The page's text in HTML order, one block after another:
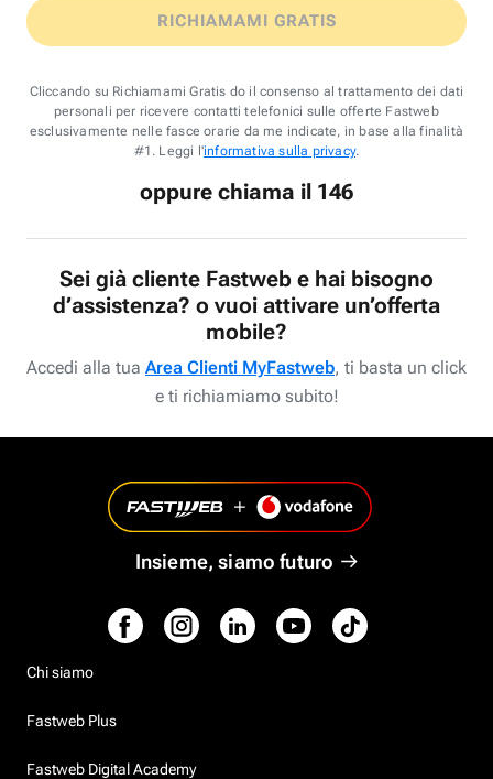
RICHIAMAMI GRATIS
Cliccando su Richiamami Gratis do il consenso al trattamento dei dati
personali per ricevere contatti telefonici sulle offerte Fastweb
esclusivamente nelle fasce orarie da me indicate, in base alla finalità
#1. Leggi l'informativa sulla privacy.
oppure chiama il 146
Sei già cliente Fastweb e hai bisogno
d’assistenza? o vuoi attivare un’offerta
mobile?
Accedi alla tua Area Clienti MyFastweb, ti basta un click
e ti richiamiamo subito!
Insieme, siamo futuro
Chi siamo
Fastweb Plus
Fastweb Digital Academy